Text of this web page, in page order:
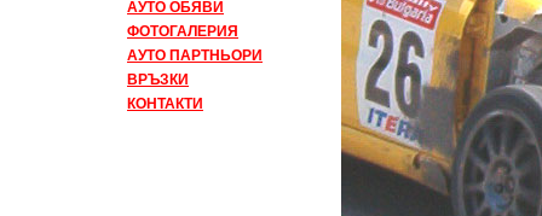
АУТО ОБЯВИ
ФОТОГАЛЕРИЯ
АУТО ПАРТНЬОРИ
ВРЪЗКИ
КОНТАКТИ